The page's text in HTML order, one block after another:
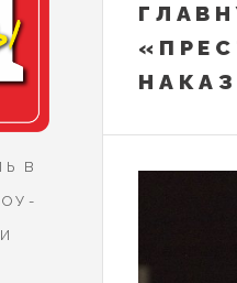
В